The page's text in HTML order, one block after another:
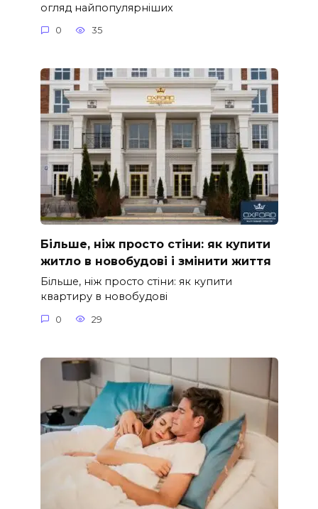
огляд найпопулярніших
0 35
Більше, ніж просто стіни: як купити
житло в новобудові і змінити життя
Більше, ніж просто стіни: як купити
квартиру в новобудові
0 29